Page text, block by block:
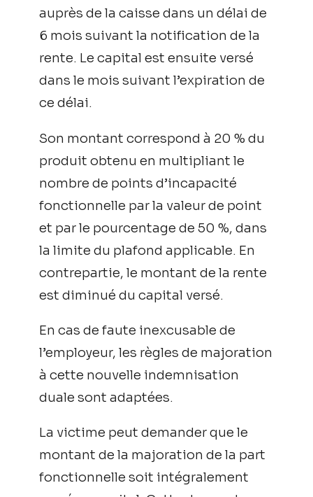
auprès de la caisse dans un délai de
6 mois suivant la notification de la
rente. Le capital est ensuite versé
dans le mois suivant l’expiration de
ce délai.
Son montant correspond à 20 % du
produit obtenu en multipliant le
nombre de points d’incapacité
fonctionnelle par la valeur de point
et par le pourcentage de 50 %, dans
la limite du plafond applicable. En
contrepartie, le montant de la rente
est diminué du capital versé.
En cas de faute inexcusable de
l’employeur, les règles de majoration
à cette nouvelle indemnisation
duale sont adaptées.
La victime peut demander que le
montant de la majoration de la part
fonctionnelle soit intégralement